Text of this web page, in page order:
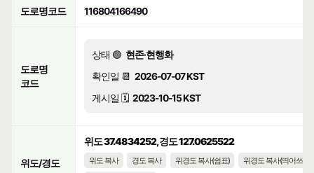
도로명코드 116804166490
도로명
코드
상태 🟢 현존·현행화
확인일 📆 2026-07-07 KST
게시일 🗓️ 2023-10-15 KST
위도/경도
위도 37.4834252, 경도 127.0625522
위도 복사 경도 복사 위경도 복사(쉼표)
위경도 복사(띄어쓰기)